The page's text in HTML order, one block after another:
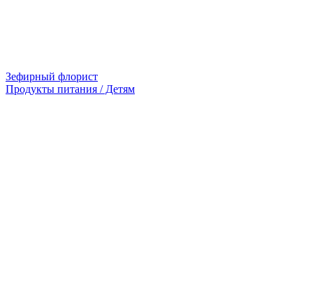
Зефирный флорист
Продукты питания / Детям